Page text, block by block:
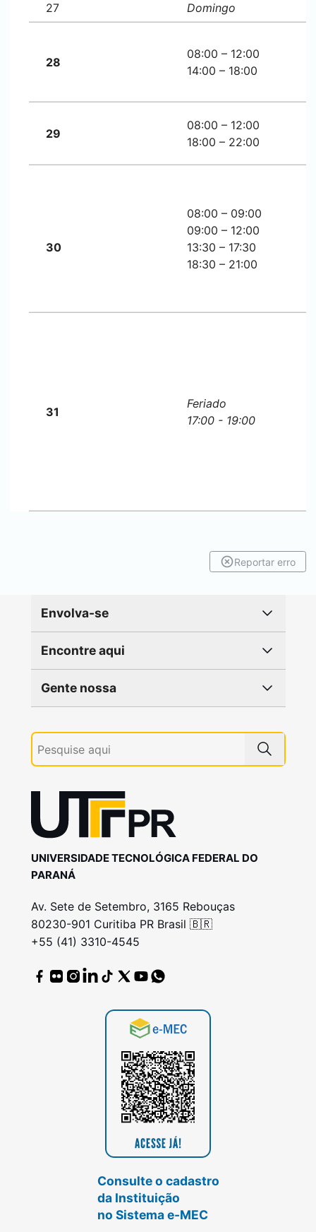
27 Domingo
28
08:00 – 12:00
14:00 – 18:00
29
08:00 – 12:00
18:00 – 22:00
30
08:00 – 09:00
09:00 – 12:00
13:30 – 17:30
18:30 – 21:00
31
Feriado
17:00 - 19:00
Reportar erro
Envolva-se
Encontre aqui
Gente nossa
UNIVERSIDADE TECNOLÓGICA FEDERAL DO
PARANÁ
Av. Sete de Setembro, 3165 Rebouças
80230-901 Curitiba PR Brasil 🇧🇷
+55 (41) 3310-4545
Consulte o cadastro
da Instituição
no Sistema e-MEC